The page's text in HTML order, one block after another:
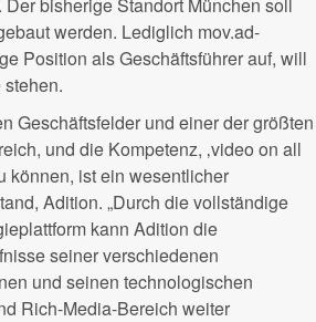
werden. Lediglich mov.ad-
Position als Geschäftsführer auf, will
Geschäftsfelder und einer der größten
und die Kompetenz, ‚video on all
können, ist ein wesentlicher
Adition. „Durch die vollständige
kann Adition die
seiner verschiedenen
und seinen technologischen
Rich-Media-Bereich weiter